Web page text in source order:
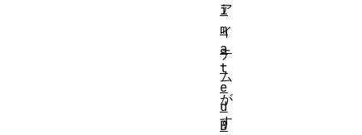
ア
イ
テ
ム
が
す
i
m
a
t
e
d
B